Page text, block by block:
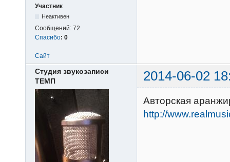
Участник
Неактивен
Сообщений: 72
Спасибо: 0
Сайт
Студия звукозаписи
ТЕМП
2014-06-02
Авторская
http://